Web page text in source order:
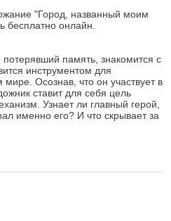
"Город, названный моим
бесплатно онлайн.
память, знакомится с
инструментом для
Осознав, что он участвует в
ставит для себя цель
Узнает ли главный герой,
именно его? И что скрывает за